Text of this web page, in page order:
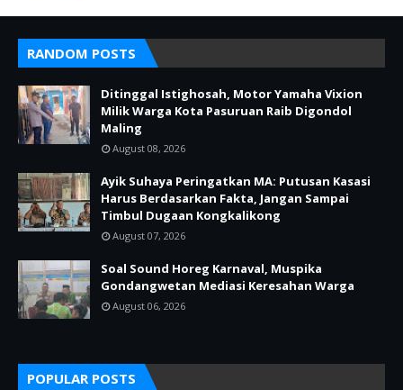
RANDOM POSTS
Ditinggal Istighosah, Motor Yamaha Vixion
Milik Warga Kota Pasuruan Raib Digondol
Maling
August 08, 2026
Ayik Suhaya Peringatkan MA: Putusan Kasasi
Harus Berdasarkan Fakta, Jangan Sampai
Timbul Dugaan Kongkalikong
August 07, 2026
Soal Sound Horeg Karnaval, Muspika
Gondangwetan Mediasi Keresahan Warga
August 06, 2026
POPULAR POSTS